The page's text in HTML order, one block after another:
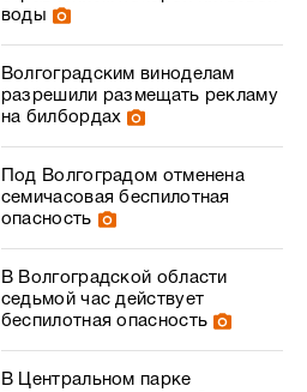
воды
Волгоградским виноделам
разрешили размещать рекламу
на билбордах
Под Волгоградом отменена
семичасовая беспилотная
опасность
В Волгоградской области
седьмой час действует
беспилотная опасность
В Центральном парке